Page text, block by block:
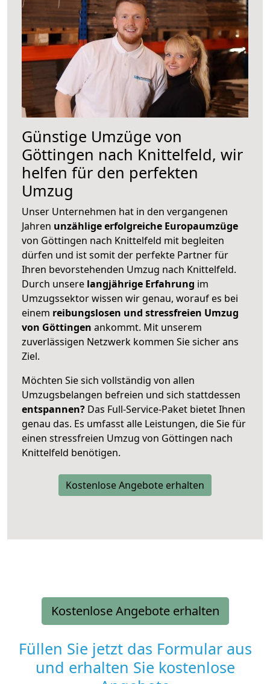
Günstige Umzüge von
Göttingen nach Knittelfeld, wir
helfen für den perfekten
Umzug
Unser Unternehmen hat in den vergangenen
Jahren unzählige erfolgreiche Europaumzüge
von Göttingen nach Knittelfeld mit begleiten
dürfen und ist somit der perfekte Partner für
Ihren bevorstehenden Umzug nach Knittelfeld.
Durch unsere langjährige Erfahrung im
Umzugssektor wissen wir genau, worauf es bei
einem reibungslosen und stressfreien Umzug
von Göttingen ankommt. Mit unserem
zuverlässigen Netzwerk kommen Sie sicher ans
Ziel.
Möchten Sie sich vollständig von allen
Umzugsbelangen befreien und sich stattdessen
entspannen? Das Full-Service-Paket bietet Ihnen
genau das. Es umfasst alle Leistungen, die Sie für
einen stressfreien Umzug von Göttingen nach
Knittelfeld benötigen.
Kostenlose Angebote erhalten
Kostenlose Angebote erhalten
Füllen Sie jetzt das Formular aus
und erhalten Sie kostenlose